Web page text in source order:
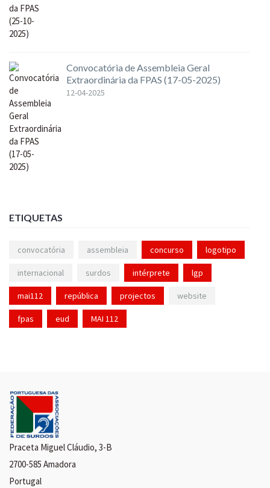
Convocatória de Assembleia Geral
Extraordinária da FPAS (17-05-2025)
12-04-2025
ETIQUETAS
convocatória assembleia concurso logotipo
internacional surdos intérprete lgp
mai112 república projectos website
fpas eud MAI 112
Praceta Miguel Cláudio, 3-B
2700-585 Amadora
Portugal